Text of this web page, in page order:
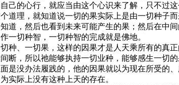
己的心行，就应当由这个心识来了解，只不过
理，就知道说一切的果实际上是由一切种子
道，然后也看到未来可能产生的果；然后在中
一切种智，一切种智的完成就是佛地。
、一切果，这样的因果才是人天乘所有的真
断，所以祂能够执持一切业种，能够感生一切
是没办法履践的，他的因果就以为现在所受的
实际上没有这种上天的存在。